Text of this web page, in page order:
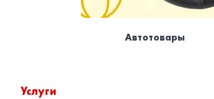
Автотовары
Услуги